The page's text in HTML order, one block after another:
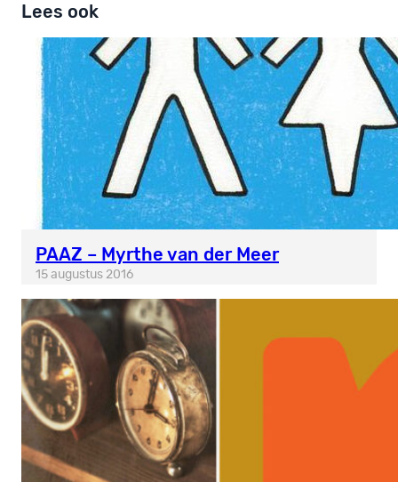
Lees ook
PAAZ – Myrthe van der Meer
15 augustus 2016